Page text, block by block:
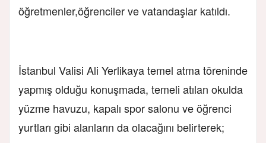
öğretmenler,öğrenciler ve vatandaşlar katıldı.
İstanbul Valisi Ali Yerlikaya temel atma töreninde
yapmış olduğu konuşmada, temeli atılan okulda
yüzme havuzu, kapalı spor salonu ve öğrenci
yurtları gibi alanların da olacağını belirterek;